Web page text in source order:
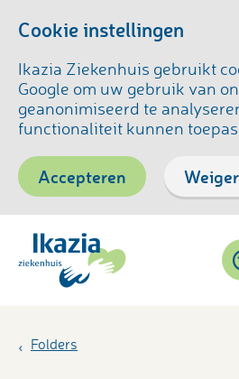
Cookie instellingen
Ikazia Ziekenhuis gebruikt
Google om uw gebruik van
geanonimiseerd te
functionaliteit kunnen
Accepteren
Folders